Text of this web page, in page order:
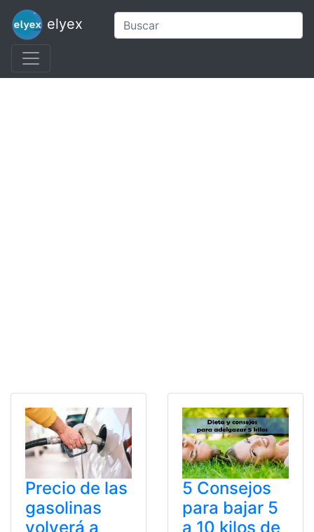
elyex
Precio de las
gasolinas
volverá a
5 Consejos
para bajar 5
a 10 kilos de